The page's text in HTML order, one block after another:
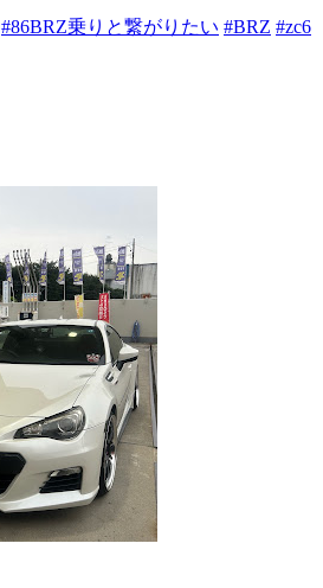
#86BRZ乗りと繋がりたい #BRZ #zc6